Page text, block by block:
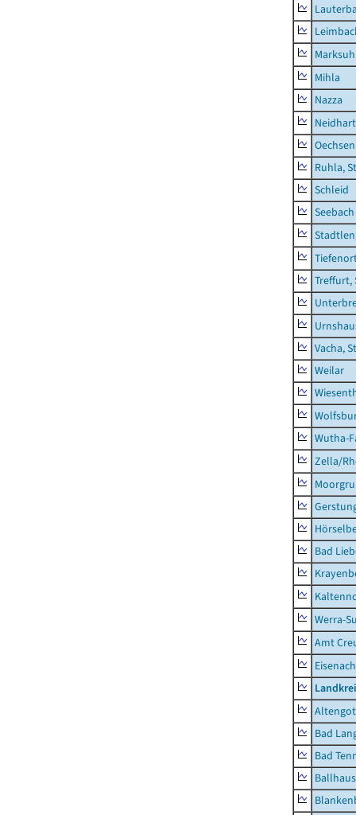
Mihla
Nazza
Oechsen
Ruhla,
Schleid
Seebach
Treffurt,
Vacha,
Weilar
Wutha-
Zella/
Bad
Werra-
Amt
Bad
Bad